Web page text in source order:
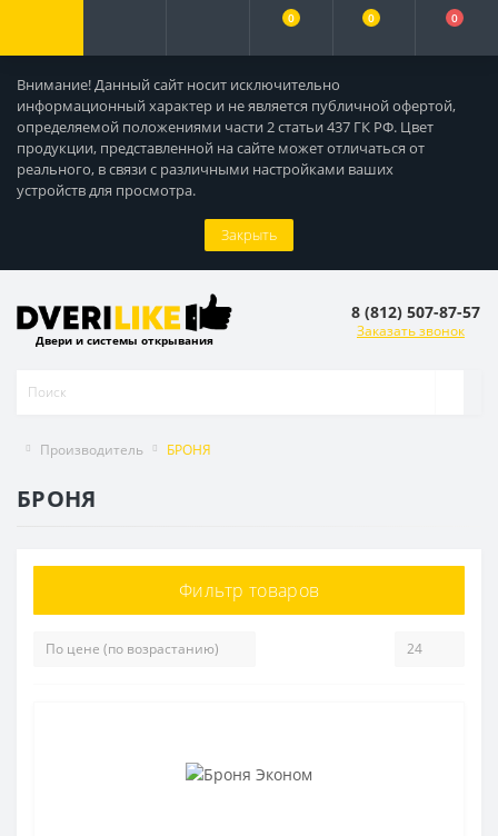
Внимание! Данный сайт носит исключительно
информационный характер и не является публичной офертой,
определяемой положениями части 2 статьи 437 ГК РФ. Цвет
продукции, представленной на сайте может отличаться от
реального, в связи с различными настройками ваших
устройств для просмотра.
Закрыть
0 0 0
Двери и системы открывания
8 (812) 507-87-57
Заказать звонок
Производитель БРОНЯ
БРОНЯ
Фильтр товаров